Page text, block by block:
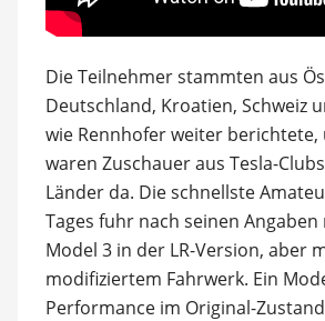
Die Teilnehmer stammten aus
Deutschland, Kroatien, Schweiz
wie Rennhofer weiter berichtete,
waren Zuschauer aus Tesla-
Länder da. Die schnellste
Tages fuhr nach seinen Angaben
Model 3 in der LR-Version, aber
modifiziertem Fahrwerk. Ein
Performance im Original-